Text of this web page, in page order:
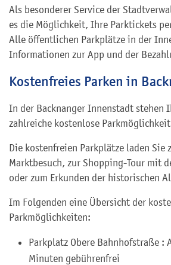
Als besonderer Service der
es die Möglichkeit, Ihre Parktickets
Alle öffentlichen Parkplätze in der
Informationen zur App und der
Kostenfreies Parken in
In der Backnanger Innenstadt stehen
zahlreiche kostenlose
Die kostenfreien Parkplätze laden Sie
Marktbesuch, zur Shopping-Tour mit
oder zum Erkunden der historischen
Im Folgenden eine Übersicht der
Parkmöglichkeiten:
Parkplatz Obere Bahnhofstraße :
Minuten gebührenfrei